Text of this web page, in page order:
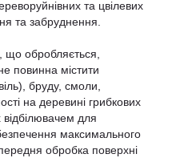
та цвілевих
та забруднення.
що обробляється,
повинна містити
бруду, смоли,
на деревині грибкових
відбілювачем для
максимального
обробка поверхні